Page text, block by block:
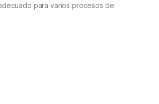
para varios procesos de